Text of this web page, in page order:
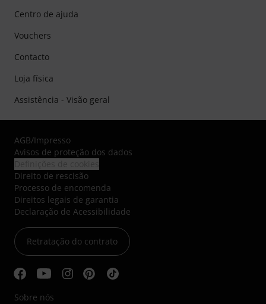
Centro de ajuda
Vouchers
Contacto
Loja física
Assistência - Visão geral
AGB/Impresso
Avisos de proteção dos dados
Direito de rescisão
Processo de encomenda
Direitos legais de garantia
Declaração de Acessibilidade
Retratação do contrato
Sobre nós